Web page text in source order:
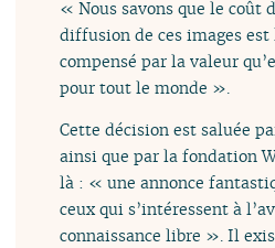
« Nous savons que le coût
diffusion de ces images
compensé par la valeur
pour tout le monde ».
Cette décision est saluée
ainsi que par la fondation
là : « une annonce
ceux qui s’intéressent à
connaissance libre ». Il